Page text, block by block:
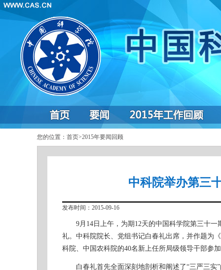
您的位置：首页>2015年要闻回顾
中科院举办第三
发布时间：2015-09-16
9月14日上午，为期12天的中国科学院第三十一
礼。中科院院长、党组书记白春礼出席，并作题为
科院、中国农科院的40名新上任所局级领导干部参
白春礼首先全面深刻地剖析和阐述了“三严三实”